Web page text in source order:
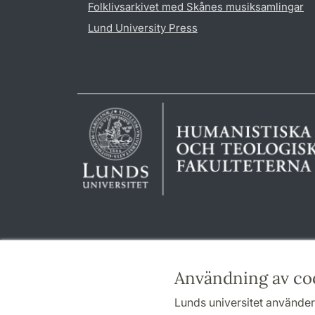
Användning av
Lunds universitet
Folklivsarkivet med Skånes musiksamlingar
Lund University Press